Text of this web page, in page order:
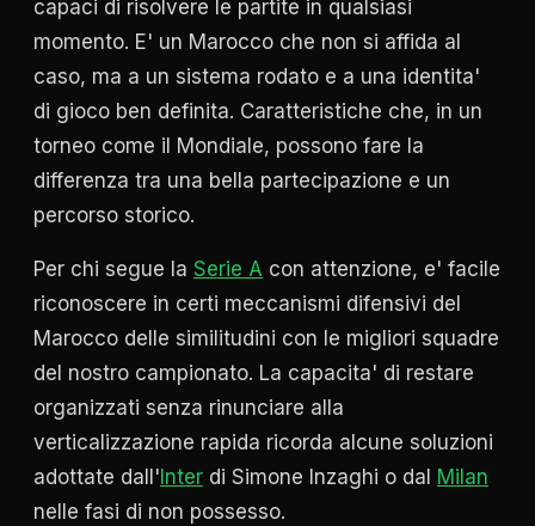
capaci di risolvere le partite in qualsiasi
momento. E' un Marocco che non si affida al
caso, ma a un sistema rodato e a una identita'
di gioco ben definita. Caratteristiche che, in un
torneo come il Mondiale, possono fare la
differenza tra una bella partecipazione e un
percorso storico.
Per chi segue la Serie A con attenzione, e' facile
riconoscere in certi meccanismi difensivi del
Marocco delle similitudini con le migliori squadre
del nostro campionato. La capacita' di restare
organizzati senza rinunciare alla
verticalizzazione rapida ricorda alcune soluzioni
adottate dall' Inter di Simone Inzaghi o dal Milan
nelle fasi di non possesso.